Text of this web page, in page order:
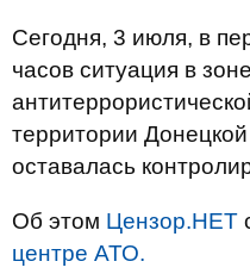
Сегодня, 3 июля, в
часов ситуация в
территории
оставалась
Об этом Цензор.НЕТ
центре АТО.